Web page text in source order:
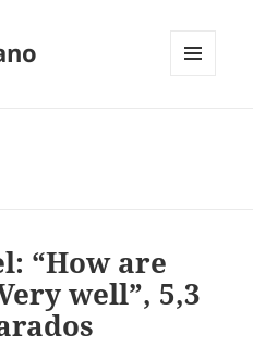
“How are
well”, 5,3